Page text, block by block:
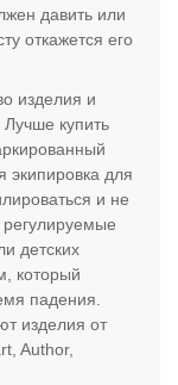
давить или
откажется его
изделия и
Лучше купить
экипировка для
и не
детских
который
падения.
изделия от
Author,